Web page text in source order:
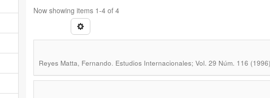
Now showing items 1-4 of 4
Reyes Matta, Fernando. Estudios Internacionales; Vol. 29 Núm. 116